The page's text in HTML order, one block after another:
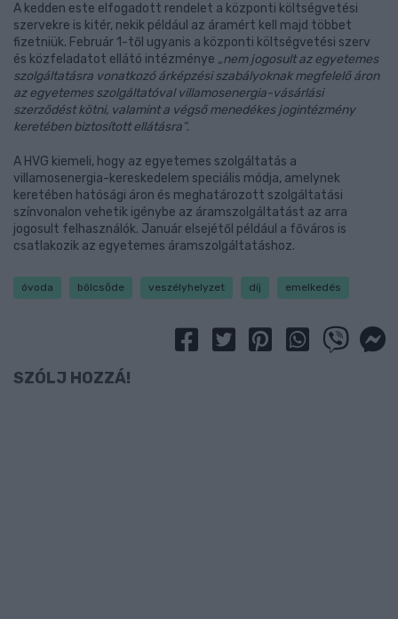
A kedden este elfogadott rendelet a központi költségvetési
szervekre is kitér, nekik például az áramért kell majd többet
fizetniük. Február 1-től ugyanis a központi költségvetési szerv
és közfeladatot ellátó intézménye „nem jogosult az egyetemes
szolgáltatásra vonatkozó árképzési szabályoknak megfelelő áron
az egyetemes szolgáltatóval villamosenergia-vásárlási
szerződést kötni, valamint a végső menedékes jogintézmény
keretében biztosított ellátásra”.
A HVG kiemeli, hogy az egyetemes szolgáltatás a
villamosenergia-kereskedelem speciális módja, amelynek
keretében hatósági áron és meghatározott szolgáltatási
színvonalon vehetik igénybe az áramszolgáltatást az arra
jogosult felhasználók. Január elsejétől például a főváros is
csatlakozik az egyetemes áramszolgáltatáshoz.
óvoda bölcsőde veszélyhelyzet díj emelkedés
SZÓLJ HOZZÁ!